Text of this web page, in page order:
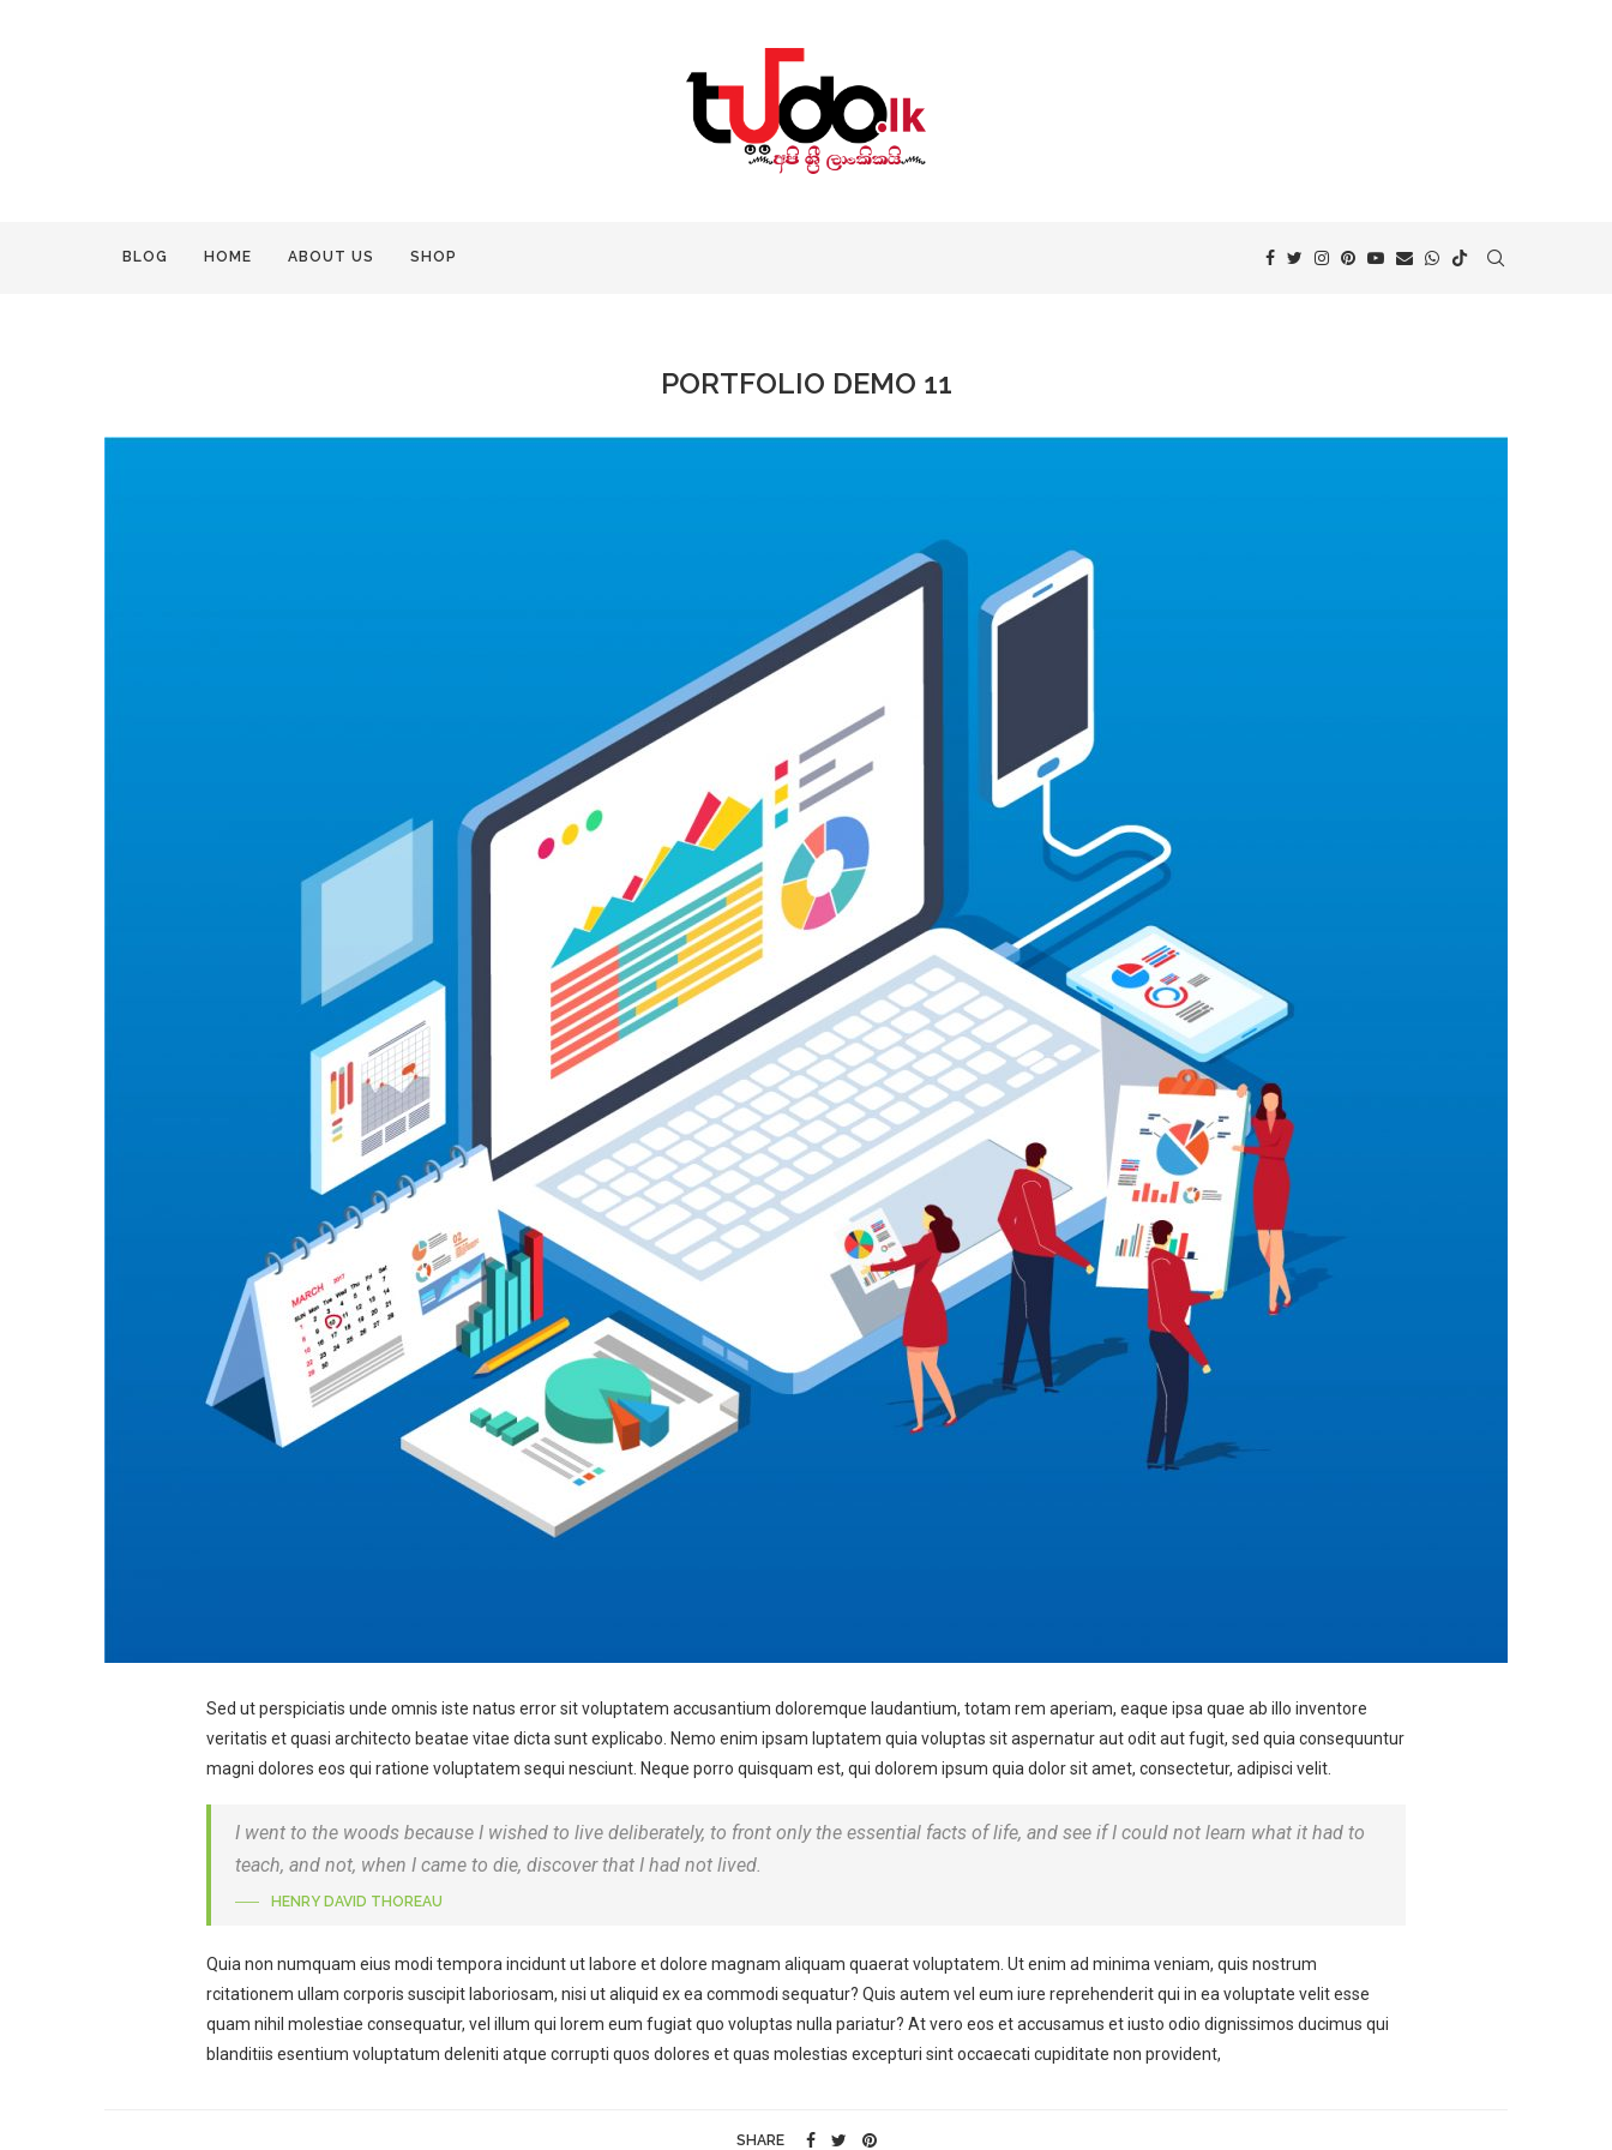
BLOG HOME ABOUT US SHOP
PORTFOLIO DEMO 11
Sed ut perspiciatis unde omnis iste natus error sit voluptatem accusantium doloremque laudantium, totam rem aperiam, eaque ipsa quae ab illo inventore
veritatis et quasi architecto beatae vitae dicta sunt explicabo. Nemo enim ipsam luptatem quia voluptas sit aspernatur aut odit aut fugit, sed quia consequuntur
magni dolores eos qui ratione voluptatem sequi nesciunt. Neque porro quisquam est, qui dolorem ipsum quia dolor sit amet, consectetur, adipisci velit.
I went to the woods because I wished to live deliberately, to front only the essential facts of life, and see if I could not learn what it had to
teach, and not, when I came to die, discover that I had not lived.
HENRY DAVID THOREAU
Quia non numquam eius modi tempora incidunt ut labore et dolore magnam aliquam quaerat voluptatem. Ut enim ad minima veniam, quis nostrum
rcitationem ullam corporis suscipit laboriosam, nisi ut aliquid ex ea commodi sequatur? Quis autem vel eum iure reprehenderit qui in ea voluptate velit esse
quam nihil molestiae consequatur, vel illum qui lorem eum fugiat quo voluptas nulla pariatur? At vero eos et accusamus et iusto odio dignissimos ducimus qui
blanditiis esentium voluptatum deleniti atque corrupti quos dolores et quas molestias excepturi sint occaecati cupiditate non provident,
SHARE